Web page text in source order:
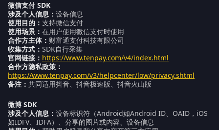
微信支付 SDK
涉及个人信息： 设备信息
使用目的： 支持微信支付
使用场景： 在用户使用微信支付时使用
合作方主体： 财富通支付科技有限公司
收集方式： SDK自行采集
官网链接： https://www.tenpay.com/v4/index.html
合作方隐私政策：
https://www.tenpay.com/v3/helpcenter/low/privacy.shtml
备注： 共同适用抖音、抖音极速版、抖音火山版
微博 SDK
涉及个人信息： 设备标识符（Android如Android ID、OAID，iOS
如IDFV、IDFA）、分享的图片或内容、设备信息